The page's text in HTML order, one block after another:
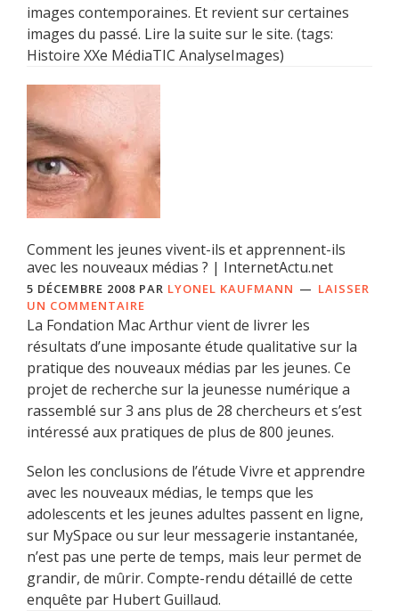
images contemporaines. Et revient sur certaines
images du passé. Lire la suite sur le site. (tags:
Histoire XXe MédiaTIC AnalyseImages)
Comment les jeunes vivent-ils et apprennent-ils
avec les nouveaux médias ? | InternetActu.net
5 DÉCEMBRE 2008 PAR LYONEL KAUFMANN
LAISSER
UN COMMENTAIRE
La Fondation Mac Arthur vient de livrer les
résultats d’une imposante étude qualitative sur la
pratique des nouveaux médias par les jeunes. Ce
projet de recherche sur la jeunesse numérique a
rassemblé sur 3 ans plus de 28 chercheurs et s’est
intéressé aux pratiques de plus de 800 jeunes.
Selon les conclusions de l’étude Vivre et apprendre
avec les nouveaux médias, le temps que les
adolescents et les jeunes adultes passent en ligne,
sur MySpace ou sur leur messagerie instantanée,
n’est pas une perte de temps, mais leur permet de
grandir, de mûrir. Compte-rendu détaillé de cette
enquête par Hubert Guillaud.